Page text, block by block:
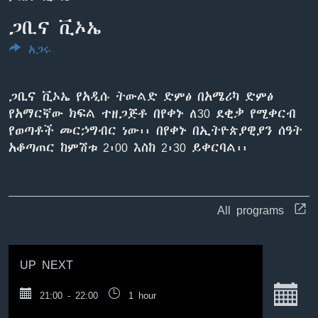
ቋንቋዎች
ጋቢና ቪኦኤ
አጋሩ
ጋቢና ቪኦኤ የአዲሱ ትውልድ ድምፅ በአሜሪካ ድምፅ
የአማርኛው ክፍል ተዘጋጅቶ በየቀኑ ለ30 ደቂቃ የሚቀርብ
የወጣቶች መርኃግብር ነው፡፡ በየቀኑ በኢትዮጵያዊያን ሰዓት
አቆጣጠር ከምሽቱ 2፡00 እስከ 2፡30 ይቀርባል፡፡
All programs
UP NEXT
21:00 - 22:00 1 hour